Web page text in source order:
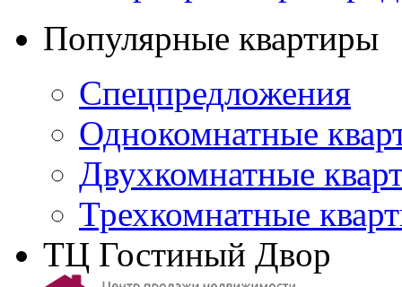
Популярные квартиры
Спецпредложения
Однокомнатные
Двухкомнатные
Трехкомнатные
ТЦ Гостиный Двор